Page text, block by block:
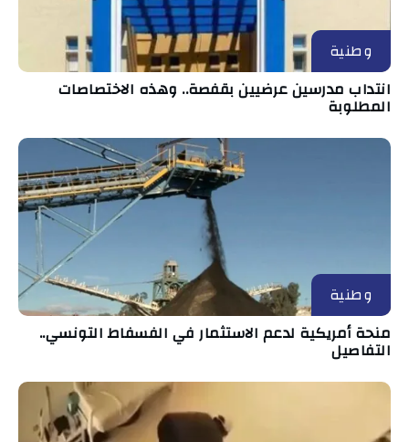
وطنية
انتداب مدرسين عرضيين بقفصة.. وهذه الاختصاصات
المطلوبة
وطنية
منحة أمريكية لدعم الاستثمار في الفسفاط التونسي..
التفاصيل